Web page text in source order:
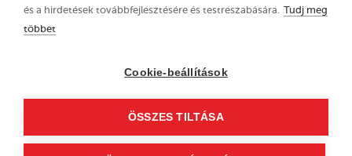
és a hirdetések továbbfejlesztésére és testreszabására. Tudj meg
többet
Cookie-beállítások
ÖSSZES TILTÁSA
XV. Kecskeméti
2021. augusztus 11–
15.
Ferenc u. 21.